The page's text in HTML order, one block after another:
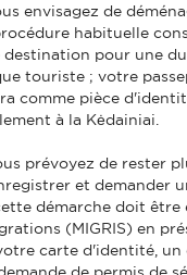
envisagez de
habituelle
pour une
touriste ; votre
comme pièce
à la Kėdainiai.
prévoyez de rester
et demander
démarche doit être
(MIGRIS) en
carte d'identité,
de permis de